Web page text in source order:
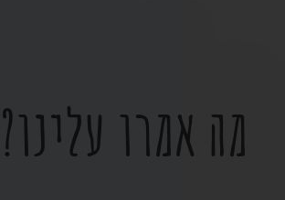
מה אמרו עלינו?